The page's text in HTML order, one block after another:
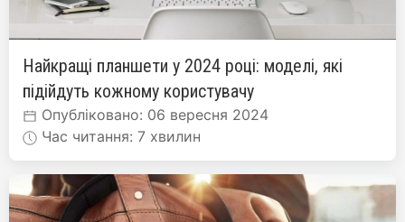
Найкращі планшети у 2024 році: моделі, які
підійдуть кожному користувачу
Опубліковано: 06 вересня 2024
Час читання: 7 хвилин